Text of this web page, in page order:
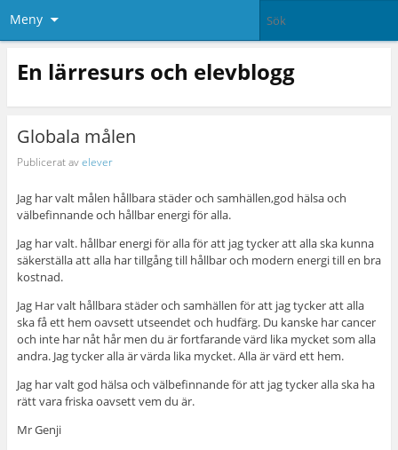
Meny
En lärresurs och elevblogg
Globala målen
Publicerat avelever
Jag har valt målen hållbara städer och samhällen,god hälsa och
välbefinnande och hållbar energi för alla.
Jag har valt. hållbar energi för alla för att jag tycker att alla ska kunna
säkerställa att alla har tillgång till hållbar och modern energi till en bra
kostnad.
Jag Har valt hållbara städer och samhällen för att jag tycker att alla
ska få ett hem oavsett utseendet och hudfärg. Du kanske har cancer
och inte har nåt hår men du är fortfarande värd lika mycket som alla
andra. Jag tycker alla är värda lika mycket. Alla är värd ett hem.
Jag har valt god hälsa och välbefinnande för att jag tycker alla ska ha
rätt vara friska oavsett vem du är.
Mr Genji